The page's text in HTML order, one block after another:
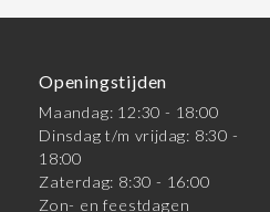
Openingstijden
Maandag: 12:30 - 18:00
Dinsdag t/m vrijdag: 8:30 -
18:00
Zaterdag: 8:30 - 16:00
Zon- en feestdagen